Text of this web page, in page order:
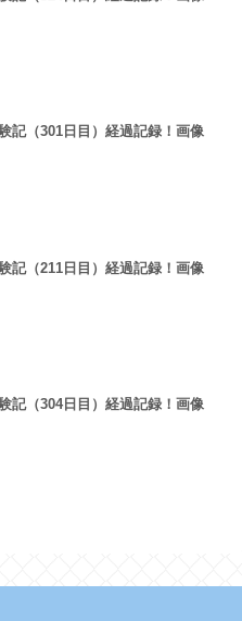
記（301日目）経過記録！画像
記（211日目）経過記録！画像
記（304日目）経過記録！画像